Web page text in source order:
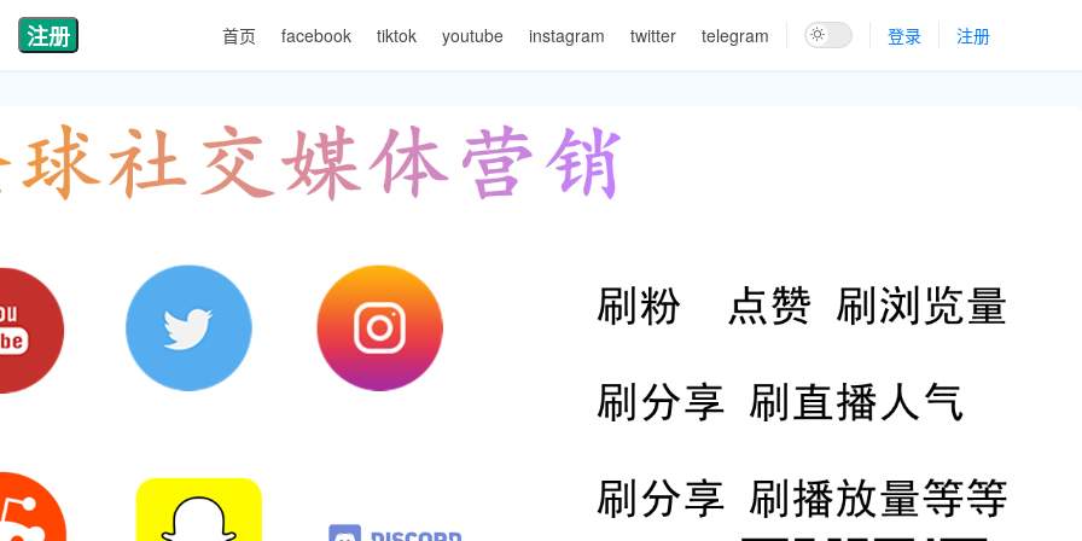
注册 首页 facebook tiktok youtube instagram twitter telegram 登录 注册